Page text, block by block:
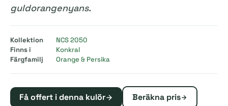
guldorangenyans.
Kollektion
NCS 2050
Finns i
Konkral
Färgfamilj
Orange & Persika
Få offert i denna kulör Beräkna pris